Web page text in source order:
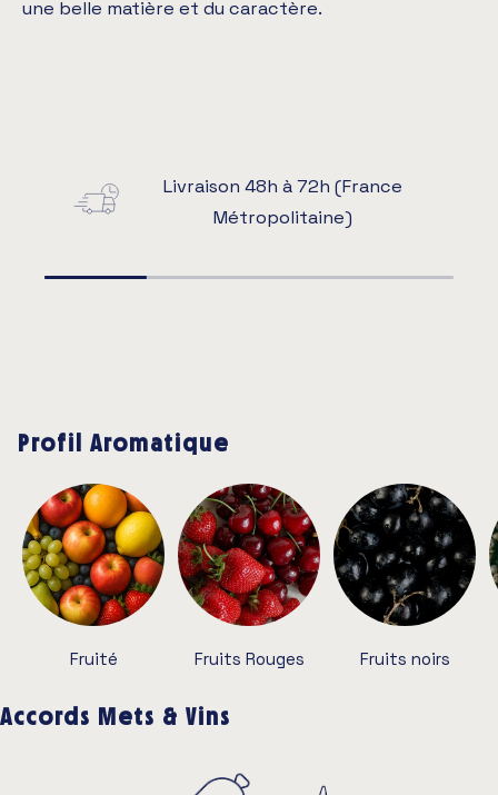
une belle matière et du caractère.
Livraison 48h à 72h (France
Métropolitaine)
Profil Aromatique
Fruité Fruits Rouges Fruits noirs
Accords Mets & Vins